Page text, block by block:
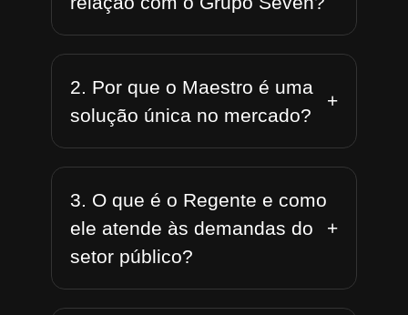
2. Por que o Maestro é uma
solução única no mercado?
+
3. O que é o Regente e como
ele atende às demandas do
setor público?
+